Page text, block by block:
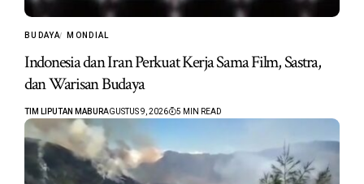
BUDAYA MONDIAL
Indonesia dan Iran Perkuat Kerja Sama Film, Sastra,
dan Warisan Budaya
TIM LIPUTAN MABURAGUSTUS 9, 2026 5 MIN READ